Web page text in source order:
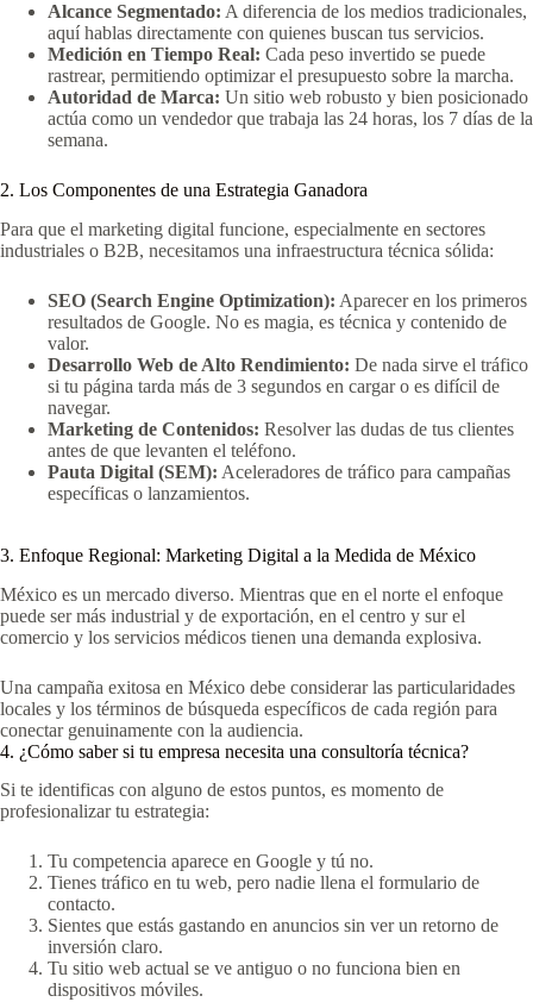
Alcance Segmentado: A diferencia de los medios tradicionales,
aquí hablas directamente con quienes buscan tus servicios.
Medición en Tiempo Real: Cada peso invertido se puede
rastrear, permitiendo optimizar el presupuesto sobre la marcha.
Autoridad de Marca: Un sitio web robusto y bien posicionado
actúa como un vendedor que trabaja las 24 horas, los 7 días de la
semana.
2. Los Componentes de una Estrategia Ganadora
Para que el marketing digital funcione, especialmente en sectores
industriales o B2B, necesitamos una infraestructura técnica sólida:
SEO (Search Engine Optimization): Aparecer en los primeros
resultados de Google. No es magia, es técnica y contenido de
valor.
Desarrollo Web de Alto Rendimiento: De nada sirve el tráfico
si tu página tarda más de 3 segundos en cargar o es difícil de
navegar.
Marketing de Contenidos: Resolver las dudas de tus clientes
antes de que levanten el teléfono.
Pauta Digital (SEM): Aceleradores de tráfico para campañas
específicas o lanzamientos.
3. Enfoque Regional: Marketing Digital a la Medida de México
México es un mercado diverso. Mientras que en el norte el enfoque
puede ser más industrial y de exportación, en el centro y sur el
comercio y los servicios médicos tienen una demanda explosiva.
Una campaña exitosa en México debe considerar las particularidades
locales y los términos de búsqueda específicos de cada región para
conectar genuinamente con la audiencia.
4. ¿Cómo saber si tu empresa necesita una consultoría técnica?
Si te identificas con alguno de estos puntos, es momento de
profesionalizar tu estrategia:
Tu competencia aparece en Google y tú no.
Tienes tráfico en tu web, pero nadie llena el formulario de
contacto.
Sientes que estás gastando en anuncios sin ver un retorno de
inversión claro.
Tu sitio web actual se ve antiguo o no funciona bien en
dispositivos móviles.